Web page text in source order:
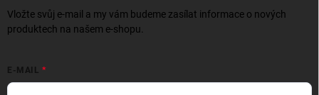
Vložte svůj e-mail a my vám budeme zasílat informace o nových
produktech na našem e-shopu.
E-MAIL